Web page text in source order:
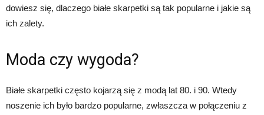
dowiesz się, dlaczego białe skarpetki są tak popularne i jakie są
ich zalety.
Moda czy wygoda?
Białe skarpetki często kojarzą się z modą lat 80. i 90. Wtedy
noszenie ich było bardzo popularne, zwłaszcza w połączeniu z